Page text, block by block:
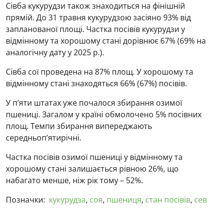
Сівба кукурудзи також знаходиться на фінішній
прямій. До 31 травня кукурудзою засіяно 93% від
запланованої площі. Частка посівів кукурудзи у
відмінному та хорошому стані дорівнює 67% (69% на
аналогічну дату у 2025 р.).
Сівба сої проведена на 87% площ. У хорошому та
відмінному стані знаходяться 66% (67%) посівів.
У п’яти штатах уже почалося збирання озимої
пшениці. Загалом у країні обмолочено 5% посівних
площ. Темпи збирання випереджають
середньоп’ятирічні.
Частка посівів озимої пшениці у відмінному та
хорошому стані залишається рівною 26%, що
набагато менше, ніж рік тому – 52%.
Позначки: кукурудза, соя, пшениця, стан посівів, сев